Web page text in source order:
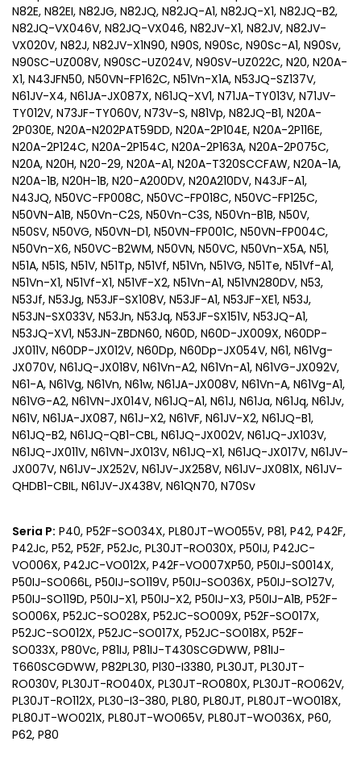
N82E, N82EI, N82JG, N82JQ, N82JQ-A1, N82JQ-X1, N82JQ-B2,
N82JQ-VX046V, N82JQ-VX046, N82JV-X1, N82JV, N82JV-
VX020V, N82J, N82JV-X1N90, N90S, N90Sc, N90Sc-A1, N90Sv,
N90SC-UZ008V, N90SC-UZ024V, N90SV-UZ022C, N20, N20A-
X1, N43JFN50, N50VN-FP162C, N51Vn-X1A, N53JQ-SZ137V,
N61JV-X4, N61JA-JX087X, N61JQ-XV1, N71JA-TY013V, N71JV-
TY012V, N73JF-TY060V, N73V-S, N81Vp, N82JQ-B1, N20A-
2P030E, N20A-N202PAT59DD, N20A-2P104E, N20A-2P116E,
N20A-2P124C, N20A-2P154C, N20A-2P163A, N20A-2P075C,
N20A, N20H, N20-29, N20A-A1, N20A-T320SCCFAW, N20A-1A,
N20A-1B, N20H-1B, N20-A200DV, N20A210DV, N43JF-A1,
N43JQ, N50VC-FP008C, N50VC-FP018C, N50VC-FP125C,
N50VN-A1B, N50Vn-C2S, N50Vn-C3S, N50Vn-B1B, N50V,
N50SV, N50VG, N50VN-D1, N50VN-FP001C, N50VN-FP004C,
N50Vn-X6, N50VC-B2WM, N50VN, N50VC, N50Vn-X5A, N51,
N51A, N51S, N51V, N51Tp, N51Vf, N51Vn, N51VG, N51Te, N51Vf-A1,
N51Vn-X1, N51Vf-X1, N51VF-X2, N51Vn-A1, N51VN280DV, N53,
N53Jf, N53Jg, N53JF-SX108V, N53JF-A1, N53JF-XE1, N53J,
N53JN-SX033V, N53Jn, N53Jq, N53JF-SX151V, N53JQ-A1,
N53JQ-XV1, N53JN-ZBDN60, N60D, N60D-JX009X, N60DP-
JX011V, N60DP-JX012V, N60Dp, N60Dp-JX054V, N61, N61Vg-
JX070V, N61JQ-JX018V, N61Vn-A2, N61Vn-A1, N61VG-JX092V,
N61-A, N61Vg, N61Vn, N61w, N61JA-JX008V, N61Vn-A, N61Vg-A1,
N61VG-A2, N61VN-JX014V, N61JQ-A1, N61J, N61Ja, N61Jq, N61Jv,
N61V, N61JA-JX087, N61J-X2, N61VF, N61JV-X2, N61JQ-B1,
N61JQ-B2, N61JQ-QB1-CBL, N61JQ-JX002V, N61JQ-JX103V,
N61JQ-JX011V, N61VN-JX013V, N61JQ-X1, N61JQ-JX017V, N61JV-
JX007V, N61JV-JX252V, N61JV-JX258V, N61JV-JX081X, N61JV-
QHDB1-CBIL, N61JV-JX438V, N61QN70, N70Sv
Seria P: P40, P52F-SO034X, PL80JT-WO055V, P81, P42, P42F,
P42Jc, P52, P52F, P52Jc, PL30JT-RO030X, P50IJ, P42JC-
VO006X, P42JC-VO012X, P42F-VO007XP50, P50IJ-S0014X,
P50IJ-SO066L, P50IJ-SO119V, P50IJ-SO036X, P50IJ-SO127V,
P50IJ-SO119D, P50IJ-X1, P50IJ-X2, P50IJ-X3, P50IJ-A1B, P52F-
SO006X, P52JC-SO028X, P52JC-SO009X, P52F-SO017X,
P52JC-SO012X, P52JC-SO017X, P52JC-SO018X, P52F-
SO033X, P80Vc, P81IJ, P81IJ-T430SCGDWW, P81IJ-
T660SCGDWW, P82PL30, Pl30-I3380, PL30JT, PL30JT-
RO030V, PL30JT-RO040X, PL30JT-RO080X, PL30JT-RO062V,
PL30JT-RO112X, PL30-I3-380, PL80, PL80JT, PL80JT-WO018X,
PL80JT-WO021X, PL80JT-WO065V, PL80JT-WO036X, P60,
P62, P80